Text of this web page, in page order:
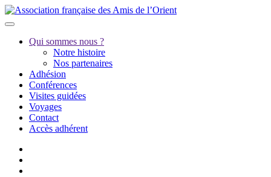
Qui sommes nous ?
Notre histoire
Nos partenaires
Adhésion
Conférences
Visites guidées
Voyages
Contact
Accès adhérent